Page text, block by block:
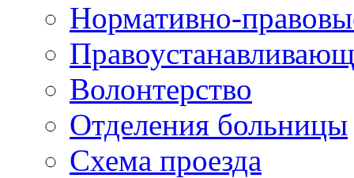
Нормативно-
Волонтерство
Отделения больницы
Схема проезда